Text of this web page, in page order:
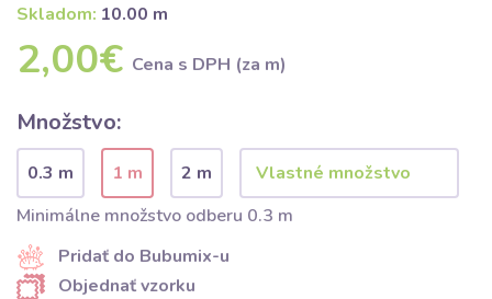
Skladom: 10.00 m
2,00€ Cena s DPH (za m)
Množstvo:
0.3 m 1 m
2 m
Minimálne množstvo odberu 0.3 m
Pridať do Bubumix-u
Objednať vzorku